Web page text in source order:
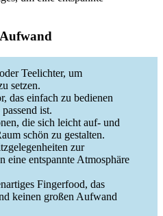
Teelichter, um
setzen.
das einfach zu bedienen
ist.
die sich leicht auf- und
schön zu gestalten.
zur
eine entspannte Atmosphäre
Fingerfood, das
keinen großen Aufwand